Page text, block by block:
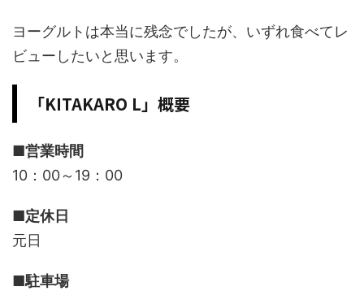
ヨーグルトは本当に残念でしたが、いずれ食べてレ
ビューしたいと思います。
「KITAKARO L」概要
■営業時間
10：00～19：00
■定休日
元日
■駐車場